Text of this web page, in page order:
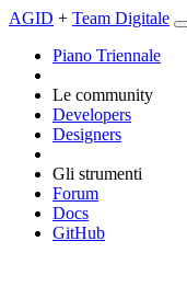
AGID + Team Digitale
Piano Triennale
Le community
Developers
Designers
Gli strumenti
Forum
Docs
GitHub